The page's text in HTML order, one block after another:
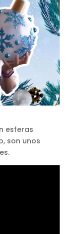
esferas
son unos